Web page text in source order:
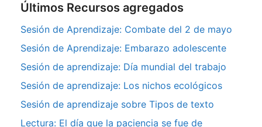
Últimos Recursos agregados
Sesión de Aprendizaje: Combate del 2 de mayo
Sesión de Aprendizaje: Embarazo adolescente
Sesión de aprendizaje: Día mundial del trabajo
Sesión de aprendizaje: Los nichos ecológicos
Sesión de aprendizaje sobre Tipos de texto
Lectura: El día que la paciencia se fue de